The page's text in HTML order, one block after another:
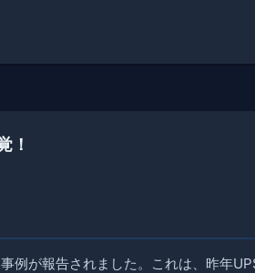
！
例が報告されました。これは、昨年